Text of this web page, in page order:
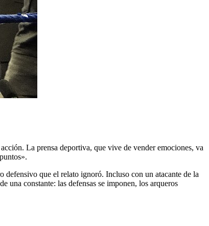
La prensa deportiva, que vive de vender emociones, va
defensivo que el relato ignoró. Incluso con un atacante de la
una constante: las defensas se imponen, los arqueros